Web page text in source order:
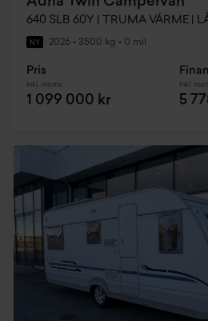
640 SLB 60Y | TRUMA VÄRME |
NY 2026 • 3500 kg • 0 mil
Pris
Inkl. moms
1 099 000 kr
Inkl.
5